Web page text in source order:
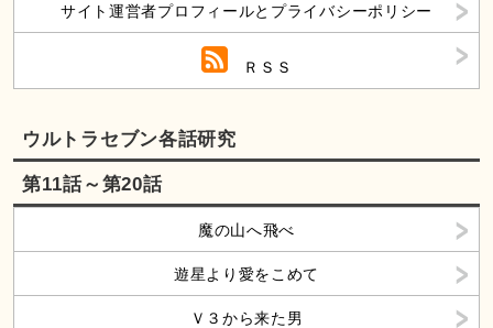
サイト運営者プロフィールとプライバシーポリシー
ＲＳＳ
ウルトラセブン各話研究
第11話～第20話
魔の山へ飛べ
遊星より愛をこめて
Ｖ３から来た男